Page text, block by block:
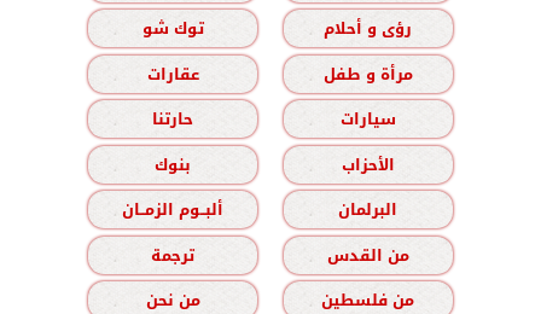
رؤى و أحلام
توك شو
مرأة و طفل
عقارات
سيارات
حارتنا
الأحزاب
بنوك
البرلمان
ألبــوم الزمــان
من القدس
ترجمة
من فلسطين
من نحن